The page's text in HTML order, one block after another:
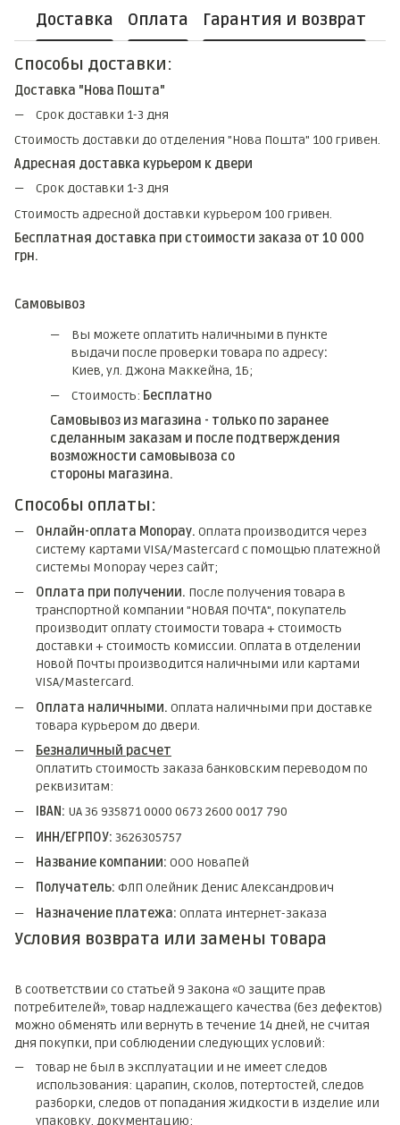
Доставка Оплата Гарантия и возврат
Способы доставки:
Доставка "Нова Пошта"
Срок доставки 1-3 дня
Стоимость доставки до отделения "Нова Пошта" 100 гривен.
Адресная доставка курьером к двери
Срок доставки 1-3 дня
Стоимость адресной доставки курьером 100 гривен.
Бесплатная доставка при стоимости заказа от 10 000
грн.
Самовывоз
Вы можете оплатить наличными в пункте
выдачи после проверки товара по адресу:
Киев, ул. Джона Маккейна, 1Б;
Стоимость: Бесплатно
Самовывоз из магазина - только по заранее
сделанным заказам и после подтверждения
возможности самовывоза со
стороны магазина.
Способы оплаты:
Онлайн-оплата Monopay. Оплата производится через
систему картами VISA/Mastercard с помощью платежной
системы Monopay через сайт;
Оплата при получении. После получения товара в
транспортной компании "НОВАЯ ПОЧТА", покупатель
производит оплату стоимости товара + стоимость
доставки + стоимость комиссии. Оплата в отделении
Новой Почты производится наличными или картами
VISA/Mastercard.
Оплата наличными. Оплата наличными при доставке
товара курьером до двери.
Безналичный расчет
Оплатить стоимость заказа банковским переводом по
реквизитам:
IBAN: UA 36 935871 0000 0673 2600 0017 790
ИНН/ЕГРПОУ: 3626305757
Название компании: ООО НоваПей
Получатель: ФЛП Олейник Денис Александрович
Назначение платежа: Оплата интернет-заказа
Условия возврата или замены товара
В соответствии со статьей 9 Закона «О защите прав
потребителей», товар надлежащего качества (без дефектов)
можно обменять или вернуть в течение 14 дней, не считая
дня покупки, при соблюдении следующих условий:
товар не был в эксплуатации и не имеет следов
использования: царапин, сколов, потертостей, следов
разборки, следов от попадания жидкости в изделие или
упаковку, документацию;